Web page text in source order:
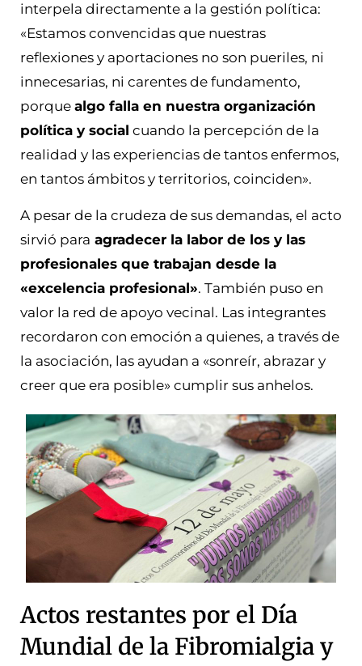
interpela directamente a la gestión política:
«Estamos convencidas que nuestras
reflexiones y aportaciones no son pueriles, ni
innecesarias, ni carentes de fundamento,
porque algo falla en nuestra organización
política y social cuando la percepción de la
realidad y las experiencias de tantos enfermos,
en tantos ámbitos y territorios, coinciden».
A pesar de la crudeza de sus demandas, el acto
sirvió para agradecer la labor de los y las
profesionales que trabajan desde la
«excelencia profesional». También puso en
valor la red de apoyo vecinal. Las integrantes
recordaron con emoción a quienes, a través de
la asociación, las ayudan a «sonreír, abrazar y
creer que era posible» cumplir sus anhelos.
Actos restantes por el Día
Mundial de la Fibromialgia y